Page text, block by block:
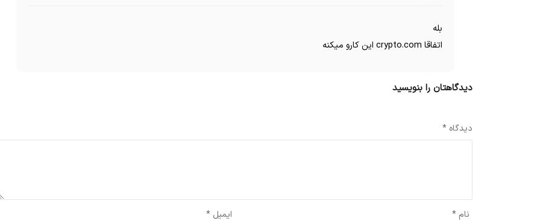
بله
اتفاقا crypto.com این کارو میکنه
دیدگاهتان را بنویسید
دیدگاه *
نام * ایمیل *